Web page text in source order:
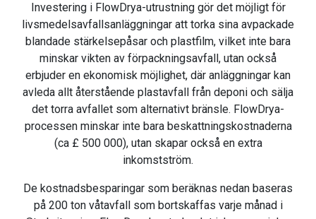
Investering i FlowDrya-utrustning gör det möjligt för
livsmedelsavfallsanläggningar att torka sina avpackade
blandade stärkelsepåsar och plastfilm, vilket inte bara
minskar vikten av förpackningsavfall, utan också
erbjuder en ekonomisk möjlighet, där anläggningar kan
avleda allt återstående plastavfall från deponi och sälja
det torra avfallet som alternativt bränsle. FlowDrya-
processen minskar inte bara beskattningskostnaderna
(ca £ 500 000), utan skapar också en extra
inkomstström.
De kostnadsbesparingar som beräknas nedan baseras
på 200 ton våtavfall som bortskaffas varje månad i